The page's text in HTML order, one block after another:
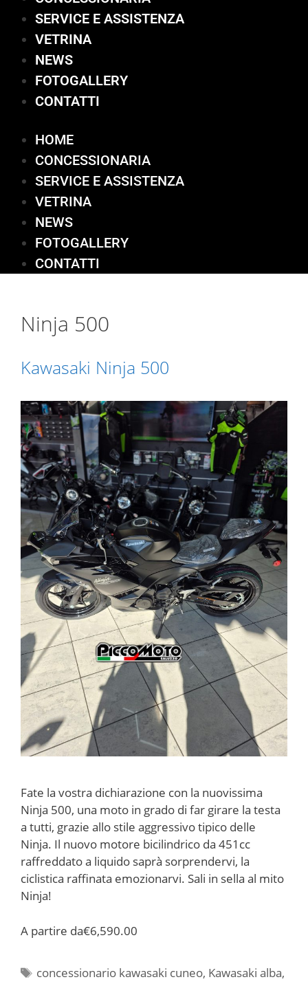
SERVICE E ASSISTENZA
VETRINA
NEWS
FOTOGALLERY
CONTATTI
HOME
CONCESSIONARIA
SERVICE E ASSISTENZA
VETRINA
NEWS
FOTOGALLERY
CONTATTI
Ninja 500
Kawasaki Ninja 500
Fate la vostra dichiarazione con la nuovissima
Ninja 500, una moto in grado di far girare la testa
a tutti, grazie allo stile aggressivo tipico delle
Ninja. Il nuovo motore bicilindrico da 451cc
raffreddato a liquido saprà sorprendervi, la
ciclistica raffinata emozionarvi. Sali in sella al mito
Ninja!
A partire da€6,590.00
Tag
concessionario kawasaki cuneo, Kawasaki alba,